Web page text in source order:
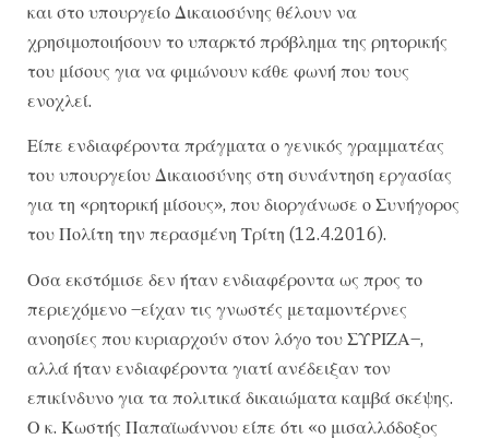
και στο υπουργείο Δικαιοσύνης θέλουν να
χρησιμοποιήσουν το υπαρκτό πρόβλημα της ρητορικής
του μίσους για να φιμώνουν κάθε φωνή που τους
ενοχλεί.
Είπε ενδιαφέροντα πράγματα ο γενικός γραμματέας
του υπουργείου Δικαιοσύνης στη συνάντηση εργασίας
για τη «ρητορική μίσους», που διοργάνωσε ο Συνήγορος
του Πολίτη την περασμένη Τρίτη (12.4.2016).
Οσα εκστόμισε δεν ήταν ενδιαφέροντα ως προς το
περιεχόμενο –είχαν τις γνωστές μεταμοντέρνες
ανοησίες που κυριαρχούν στον λόγο του ΣΥΡΙΖΑ–,
αλλά ήταν ενδιαφέροντα γιατί ανέδειξαν τον
επικίνδυνο για τα πολιτικά δικαιώματα καμβά σκέψης.
Ο κ. Κωστής Παπαϊωάννου είπε ότι «ο μισαλλόδοξος